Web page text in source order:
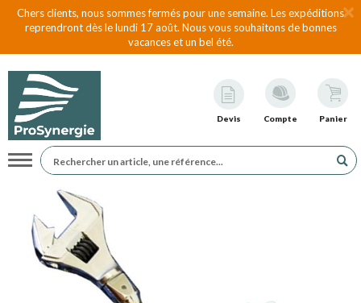
Chers clients, nous sommes fermés pour une semaine. Les expéditions
reprendront dès le lundi 17 août. Nous vous souhaitons de bonnes
vacances et un bel été.
Devis Compte Panier
Navigation